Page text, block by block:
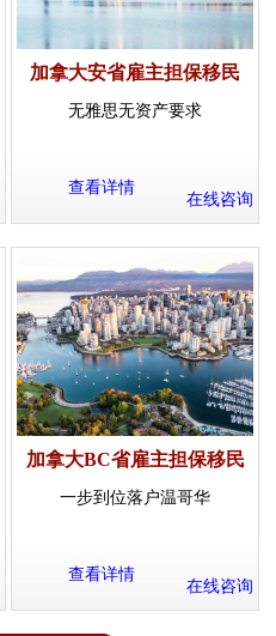
加拿大安省雇主担保移民
无雅思无资产要求
查看详情
在线咨询
加拿大BC省雇主担保移民
一步到位落户温哥华
查看详情
在线咨询